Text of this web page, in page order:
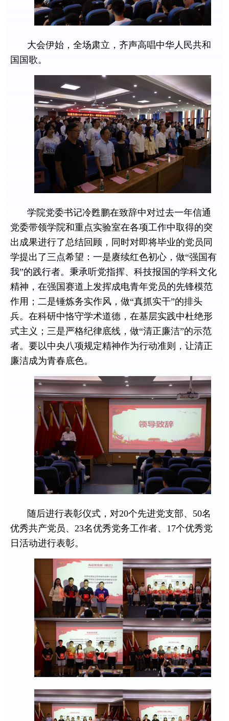
大会伊始，全场肃立，齐声高唱中华人民共和
国国歌。
学院党委书记冷甦鹏在致辞中对过去一年信通
党委带领学院和重点实验室在各项工作中取得的突
出成果进行了总结回顾，同时对即将毕业的党员同
学提出了三点希望：一是赓续红色初心，做“强国有
我”的践行者。秉承听党指挥、科技报国的学科文化
精神，在强国赛道上发挥成电青年党员的先锋模范
作用；二是锤炼务实作风，做“真抓实干”的排头
兵。在科研中恪守学术道德，在基层实践中杜绝形
式主义；三是严格纪律底线，做“清正廉洁”的示范
者。要以中央八项规定精神作为行动准则，让清正
廉洁成为青春底色。
随后进行表彰仪式，对20个先进党支部、 50名
优秀共产党员、 23名优秀党务工作者、 17个优秀党
日活动进行表彰。